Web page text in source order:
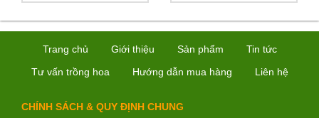
Trang chủ Giới thiệu Sản phẩm
Tin tức
Tư vấn trồng hoa
Hướng dẫn mua hàng Liên hệ
CHÍNH SÁCH & QUY ĐỊNH CHUNG